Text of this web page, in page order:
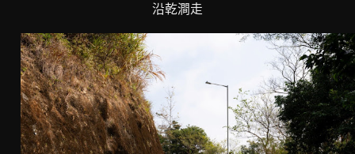
沿乾澗走